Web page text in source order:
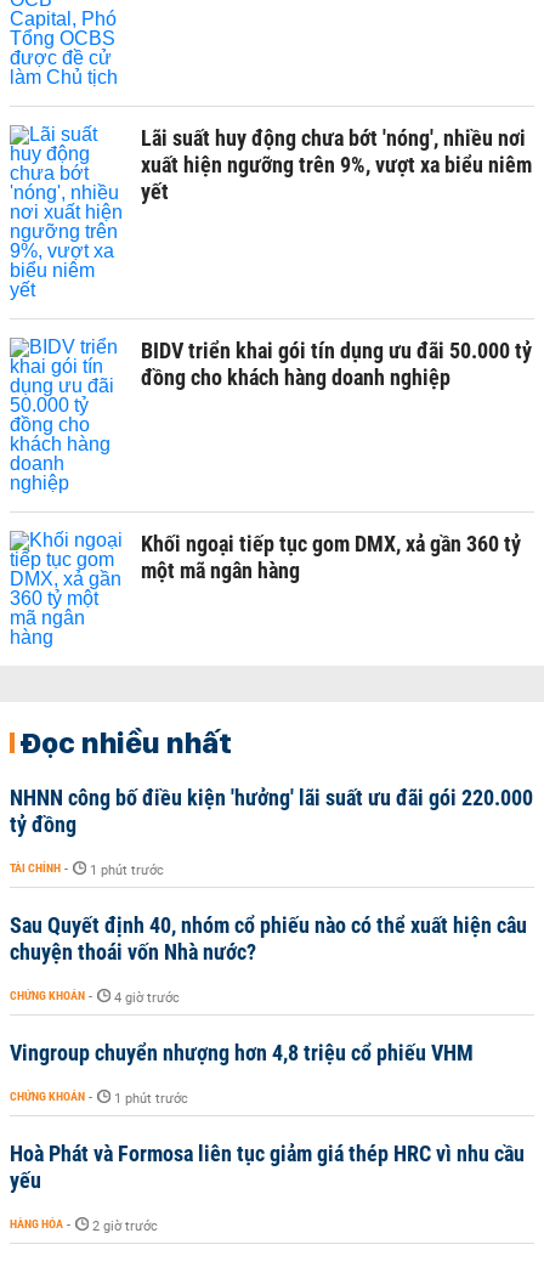
Lãi suất huy động chưa bớt 'nóng', nhiều nơi
xuất hiện ngưỡng trên 9%, vượt xa biểu niêm
yết
BIDV triển khai gói tín dụng ưu đãi 50.000 tỷ
đồng cho khách hàng doanh nghiệp
Khối ngoại tiếp tục gom DMX, xả gần 360 tỷ
một mã ngân hàng
Đọc nhiều nhất
NHNN công bố điều kiện 'hưởng' lãi suất ưu đãi gói 220.000
tỷ đồng
TÀI CHÍNH - 1 phút trước
Sau Quyết định 40, nhóm cổ phiếu nào có thể xuất hiện câu
chuyện thoái vốn Nhà nước?
CHỨNG KHOÁN - 4 giờ trước
Vingroup chuyển nhượng hơn 4,8 triệu cổ phiếu VHM
CHỨNG KHOÁN - 1 phút trước
Hoà Phát và Formosa liên tục giảm giá thép HRC vì nhu cầu
yếu
HÀNG HÓA - 2 giờ trước